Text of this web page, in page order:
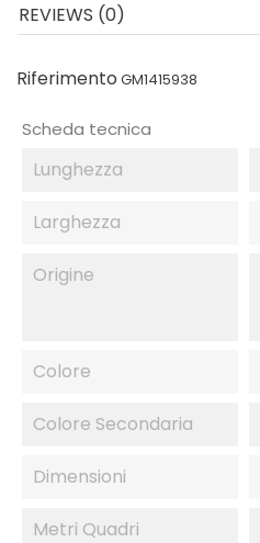
REVIEWS (0)
Riferimento GM1415938
Scheda tecnica
Lunghezza
Larghezza
Origine
Colore
Colore Secondaria
Dimensioni
Metri Quadri